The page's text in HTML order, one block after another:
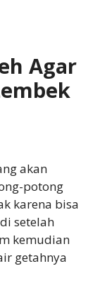
Agar
akan
potong
karena bisa
setelah
kemudian
getahnya